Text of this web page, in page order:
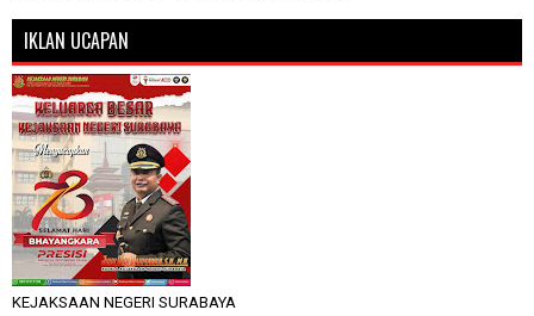
IKLAN UCAPAN
KEJAKSAAN NEGERI SURABAYA